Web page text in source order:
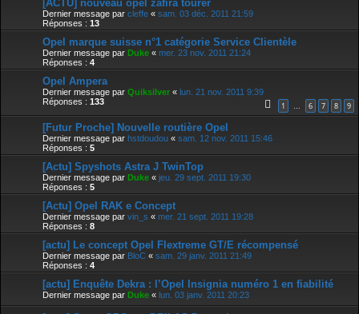
[ACTU] nouveau opel zafira tourer
Dernier message par cleffe « sam. 03 déc. 2011 21:59
Réponses : 13
Opel marque suisse n°1 catégorie Service Clientèle
Dernier message par Duke « mer. 23 nov. 2011 21:24
Réponses : 4
Opel Ampera
Dernier message par Quiksilver « lun. 21 nov. 2011 9:39
Réponses : 133 1 … 6 7 8 9
[Futur Proche] Nouvelle routière Opel
Dernier message par hstdoudou « sam. 12 nov. 2011 15:46
Réponses : 5
[Actu] Spyshots Astra J TwinTop
Dernier message par Duke « jeu. 29 sept. 2011 19:30
Réponses : 5
[Actu] Opel RAK e Concept
Dernier message par vin_s « mer. 21 sept. 2011 19:28
Réponses : 8
[actu] Le concept Opel Flextreme GT/E récompensé
Dernier message par BloC « sam. 29 janv. 2011 21:49
Réponses : 4
[actu] Enquête Dekra : l’Opel Insignia numéro 1 en fiabilité
Dernier message par Duke « lun. 03 janv. 2011 20:23